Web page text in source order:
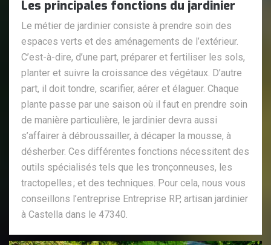
Les principales fonctions du jardinier
Le métier de jardinier consiste à prendre soin des
espaces verts et des aménagements de l’extérieur.
C’est-à-dire, d’une part, préparer et fertiliser les sols,
planter et suivre la croissance des végétaux. D’autre
part, il doit tondre, scarifier, aérer et élaguer. Chaque
plante passe par une saison où il faut en prendre soin
de manière particulière, le jardinier devra aussi
s’affairer à débroussailler, à décaper la mousse, à
désherber. Ces différentes fonctions nécessitent des
outils spécialisés tels que les tronçonneuses, les
tractopelles ; et des techniques. Pour cela, nous vous
conseillons l’entreprise Entreprise RP, artisan jardinier
à Castella dans le 47340.